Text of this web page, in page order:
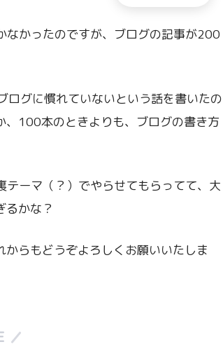
なかったのですが、ブログの記事が200
グに慣れていないという話を書いたの
100本のときよりも、ブログの書き方
ーマ（？）でやらせてもらってて、大
かな？
らもどうぞよろしくお願いいたしま